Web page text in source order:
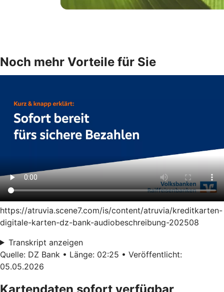
Noch mehr Vorteile für Sie
https://atruvia.scene7.com/is/content/atruvia/kreditkarten-
digitale-karten-dz-bank-audiobeschreibung-202508
Transkript anzeigen
Quelle: DZ Bank • Länge: 02:25 • Veröffentlicht:
05.05.2026
Kartendaten sofort verfügbar